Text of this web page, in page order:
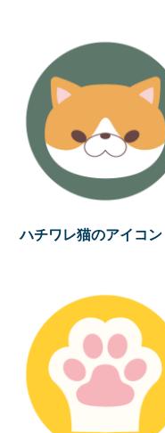
ハチワレ猫のアイコン